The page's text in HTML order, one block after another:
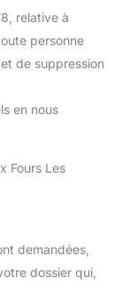
relative à
personne
de suppression
en nous
Fours Les
demandées,
dossier qui,